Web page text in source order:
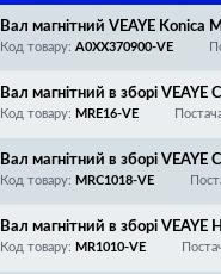
Вал магнітний VEAYE
Roller/A0XX370911/
Код товару: A0XX370900-VE
Вал магнітний в зборі
00/310/330/400/550/920/
Код товару: MRE16-VE
Вал магнітний в зборі
540/6550/6560/6580/6590/
Код товару: MRC1018-VE
Вал магнітний в зборі
900/3000/FAX-L100/120/
Код товару: MR1010-VE